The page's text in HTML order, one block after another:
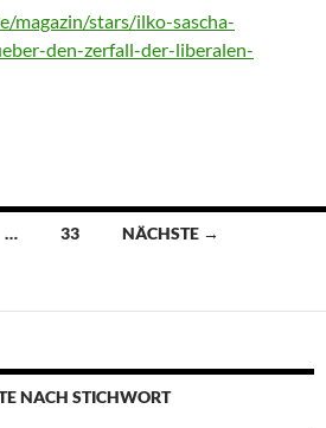
magazin/stars/ilko-sascha-
den-zerfall-der-liberalen-
… 33 NÄCHSTE →
NACH STICHWORT